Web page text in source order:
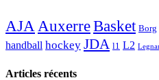
AJAAuxerreBasket Borg
handball hockey JDA l1 L2
Articles récents